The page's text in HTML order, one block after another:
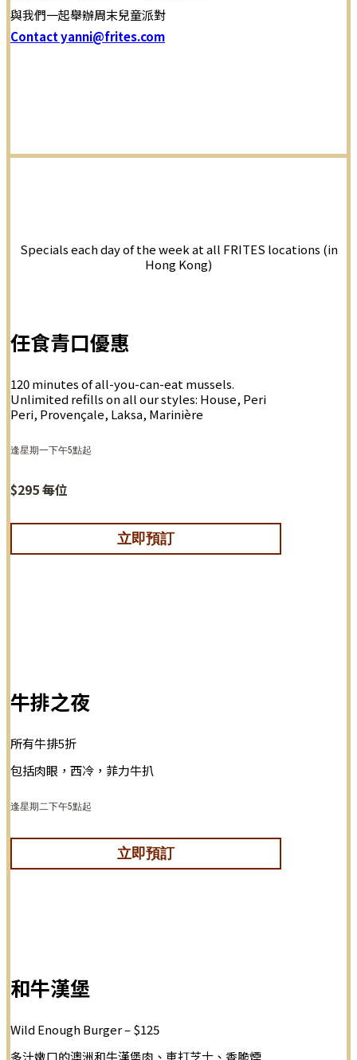
與我們一起舉辦周末兒童派對
Contact yanni@frites.com
Specials each day of the week at all FRITES locations (in
Hong Kong)
任食青口優惠
120 minutes of all-you-can-eat mussels.
Unlimited refills on all our styles: House, Peri
Peri, Provençale, Laksa, Marinière
逢星期一下午5點起
$295 每位
立即預訂
牛排之夜
所有牛排5折
包括肉眼，西冷，菲力牛扒
逢星期二下午5點起
立即預訂
和牛漢堡
Wild Enough Burger – $125
多汁嫩口的澳洲和牛漢堡肉、車打芝士、香脆煙